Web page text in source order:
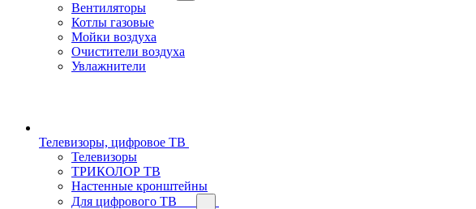
Вентиляторы
Котлы газовые
Мойки воздуха
Очистители воздуха
Увлажнители
Телевизоры, цифровое ТВ
Телевизоры
ТРИКОЛОР ТВ
Настенные кронштейны
Для цифрового ТВ